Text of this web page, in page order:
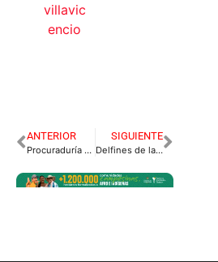
villavic
encio
ANTERIOR
Procuraduría suspende millonario contrato en Hospital de Villavicencio
SIGUIENTE
Delfines de la Orinoquia recibirán salvavidas en 2021